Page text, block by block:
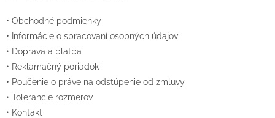
• Obchodné podmienky
• Informácie o spracovaní osobných údajov
• Doprava a platba
• Reklamačný poriadok
• Poučenie o práve na odstúpenie od zmluvy
• Tolerancie rozmerov
• Kontakt